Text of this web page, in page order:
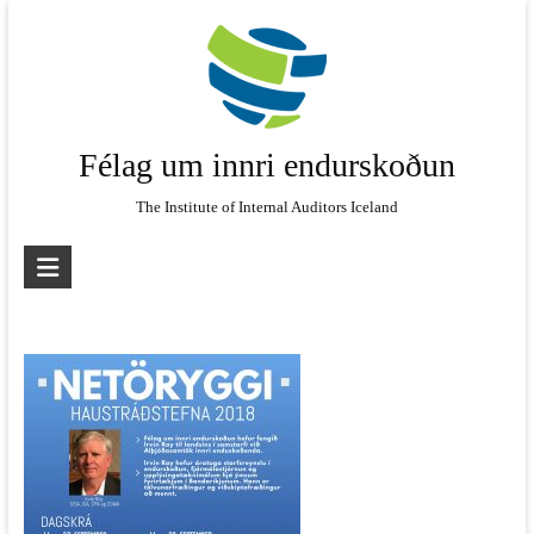
Félag um innri endurskoðun
The Institute of Internal Auditors Iceland